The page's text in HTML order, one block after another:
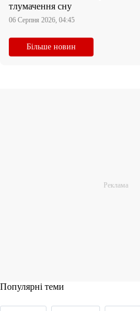
тлумачення сну
06 Серпня 2026, 04:45
Більше новин
Популярні теми